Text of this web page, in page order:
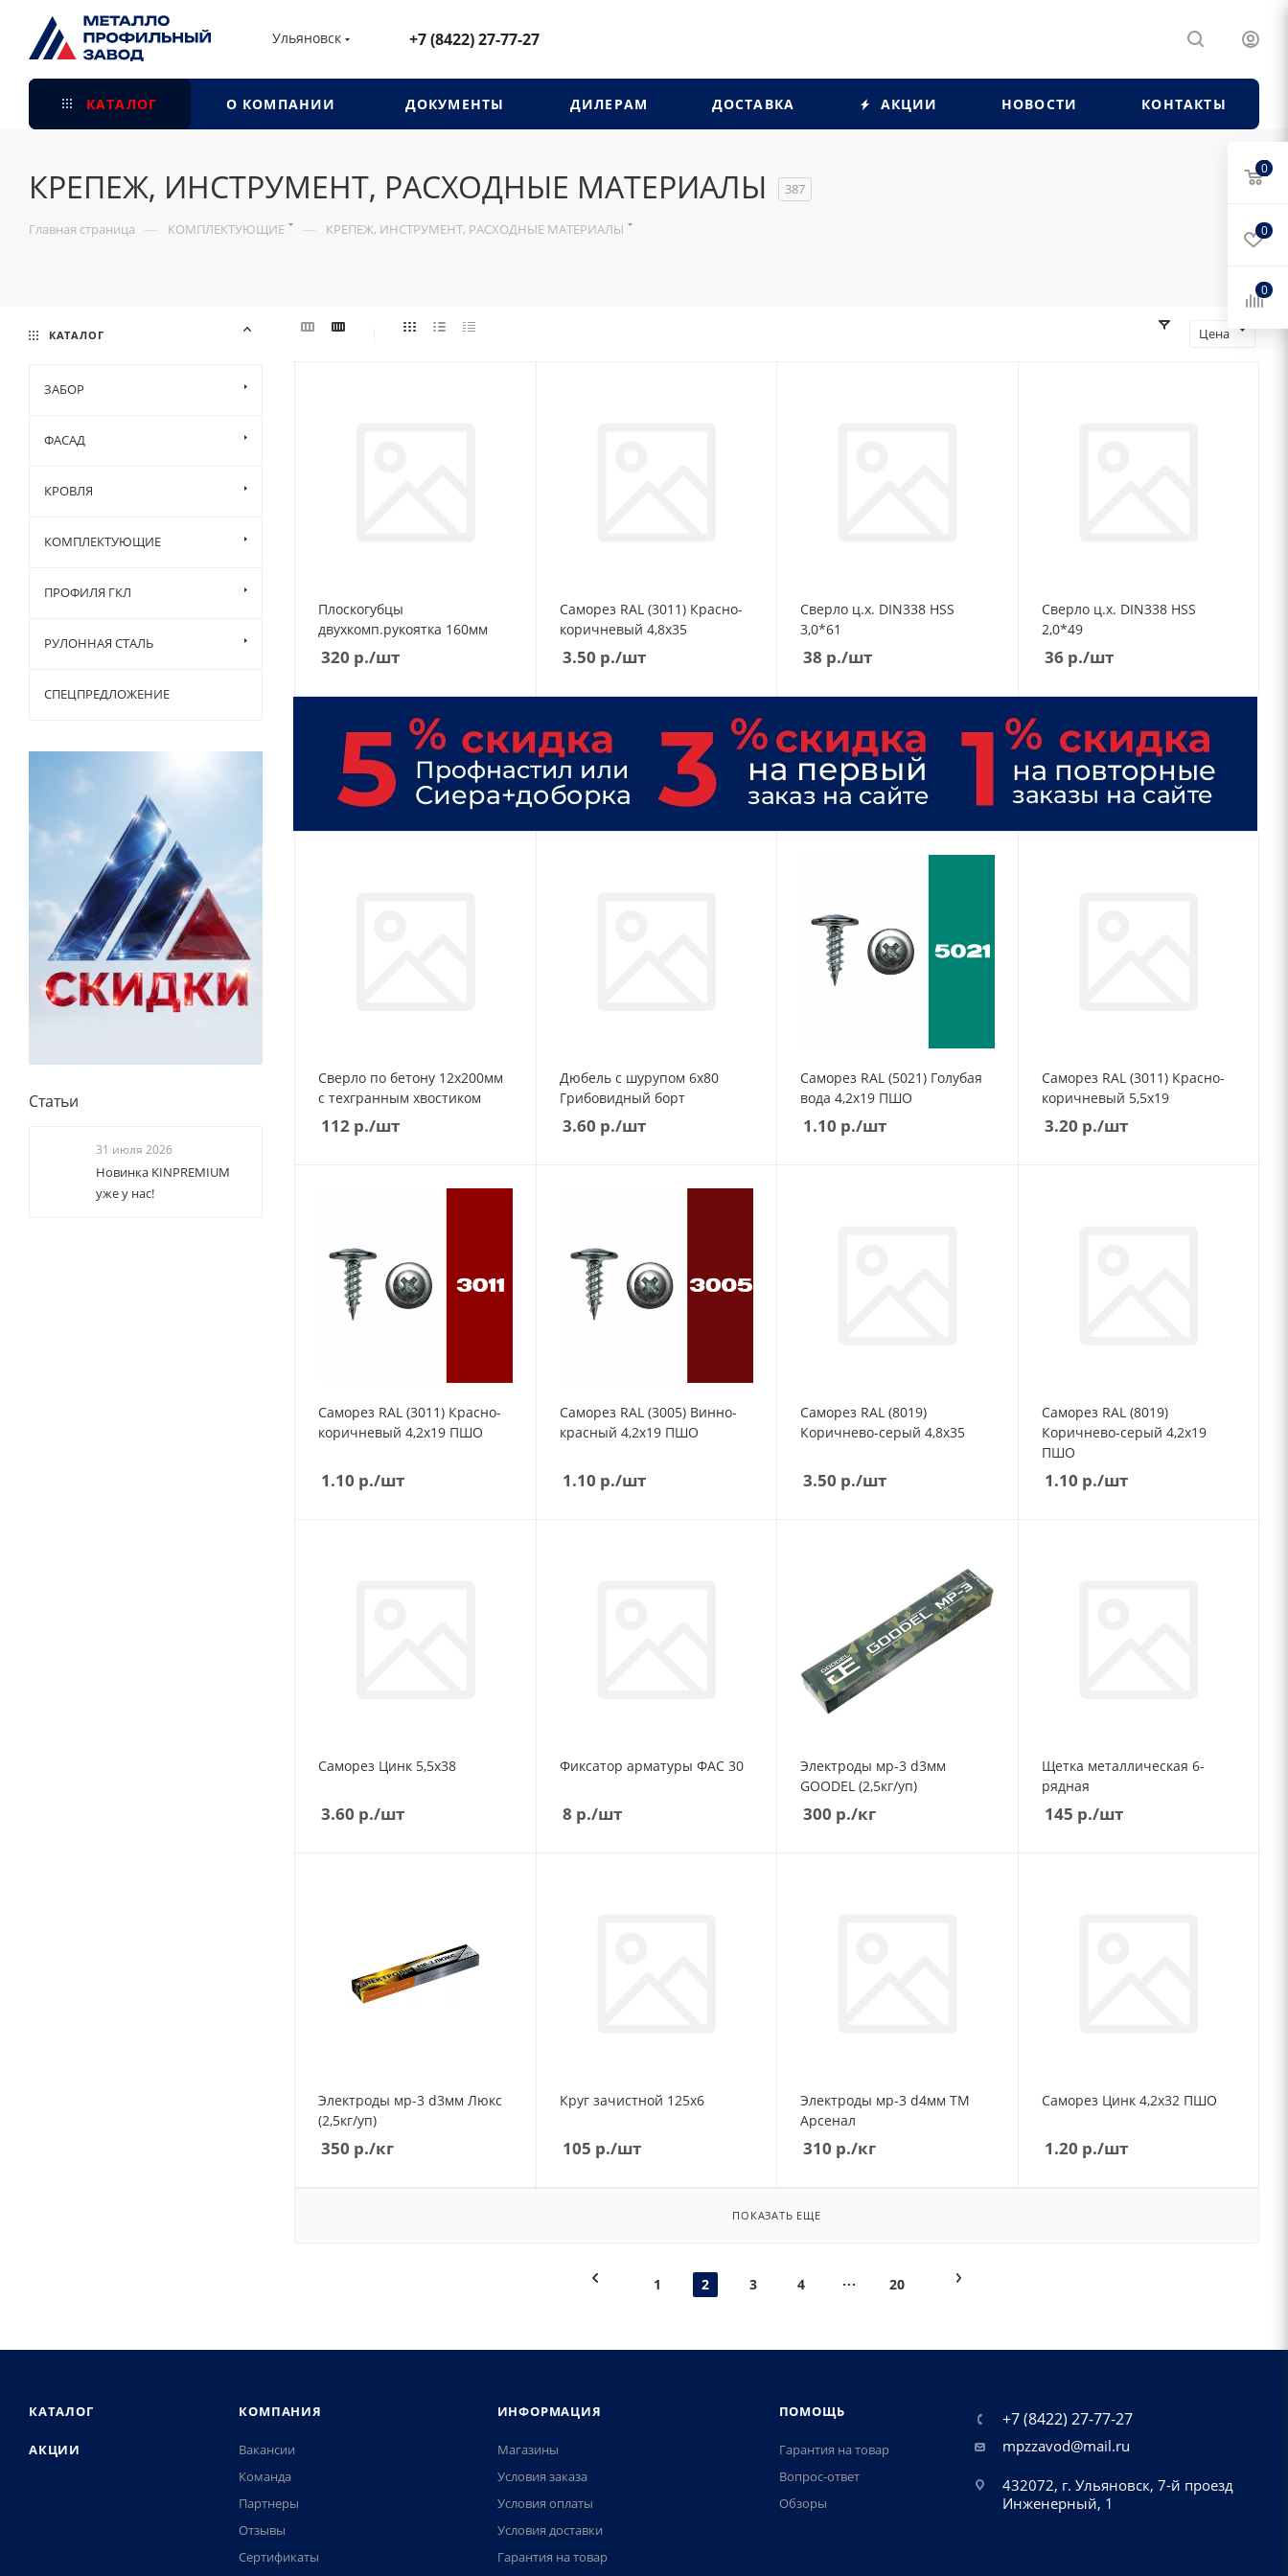
Ульяновск +7 (8422) 27-77-27
КАТАЛОГ О КОМПАНИИ ДОКУМЕНТЫ ДИЛЕРАМ ДОСТАВКА АКЦИИ НОВОСТИ КОНТАКТЫ
КРЕПЕЖ, ИНСТРУМЕНТ, РАСХОДНЫЕ МАТЕРИАЛЫ 387
Главная страница — КОМПЛЕКТУЮЩИЕ — КРЕПЕЖ, ИНСТРУМЕНТ, РАСХОДНЫЕ МАТЕРИАЛЫ
Цена
Плоскогубцы
двухкомп.рукоятка 160мм
320 р./шт
Саморез RAL (3011) Красно-
коричневый 4,8х35
3.50 р./шт
Сверло ц.х. DIN338 НSS
3,0*61
38 р./шт
Сверло ц.х. DIN338 НSS
2,0*49
36 р./шт
Сверло по бетону 12х200мм
с техгранным хвостиком
112 р./шт
Дюбель с шурупом 6х80
Грибовидный борт
3.60 р./шт
Саморез RAL (5021) Голубая
вода 4,2х19 ПШО
1.10 р./шт
Саморез RAL (3011) Красно-
коричневый 5,5х19
3.20 р./шт
Саморез RAL (3011) Красно-
коричневый 4,2х19 ПШО
1.10 р./шт
Саморез RAL (3005) Винно-
красный 4,2х19 ПШО
1.10 р./шт
Саморез RAL (8019)
Коричнево-серый 4,8х35
3.50 р./шт
Саморез RAL (8019)
Коричнево-серый 4,2х19
ПШО
1.10 р./шт
Саморез Цинк 5,5х38
3.60 р./шт
Фиксатор арматуры ФАС 30
8 р./шт
Электроды мр-3 d3мм
GOODEL (2,5кг/уп)
300 р./кг
Щетка металлическая 6-
рядная
145 р./шт
Электроды мр-3 d3мм Люкс
(2,5кг/уп)
350 р./кг
Круг зачистной 125х6
105 р./шт
Электроды мр-3 d4мм ТМ
Арсенал
310 р./кг
Саморез Цинк 4,2х32 ПШО
1.20 р./шт
ПОКАЗАТЬ ЕЩЕ
1 2 3 4 20
КАТАЛОГ
ЗАБОР
ФАСАД
КРОВЛЯ
КОМПЛЕКТУЮЩИЕ
КАЗАНЬ
СОБСТВЕННОЕ ПРОИЗВОДСТВО
ПРОФИЛЯ ГКЛ
РУЛОННАЯ СТАЛЬ
СПЕЦПРЕДЛОЖЕНИЕ
Статьи
31 июля 2026
Новинка KINPREMIUM
уже у нас!
КАТАЛОГ
АКЦИИ
КОМПАНИЯ
Вакансии
Команда
Партнеры
Отзывы
Сертификаты
ИНФОРМАЦИЯ
Магазины
Условия заказа
Условия оплаты
Условия доставки
Гарантия на товар
ПОМОЩЬ
Гарантия на товар
Вопрос-ответ
Обзоры
+7 (8422) 27-77-27
mpzzavod@mail.ru
432072, г. Ульяновск, 7-й проезд
Инженерный, 1
0
0
0